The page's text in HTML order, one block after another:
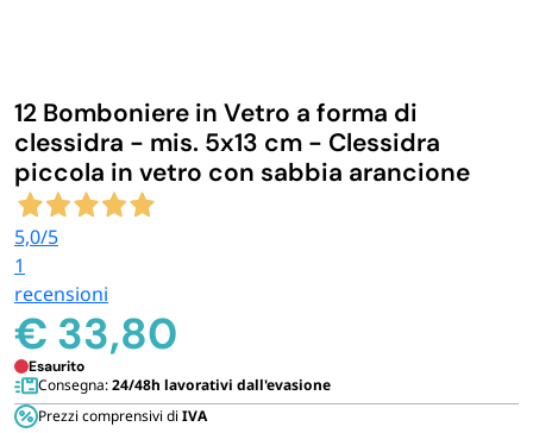
CASA E PERSONA
FERRAMENTA E LINEA AUTO
AVVOLGENTI E CONTENITORI ALIMENTARI
PET
12 Bomboniere in Vetro a forma di
clessidra - mis. 5x13 cm - Clessidra
piccola in vetro con sabbia arancione
5,0/5
1
recensioni
€ 33,80
Esaurito
Consegna:24/48h lavorativi dall'evasione
Prezzi comprensivi di IVA